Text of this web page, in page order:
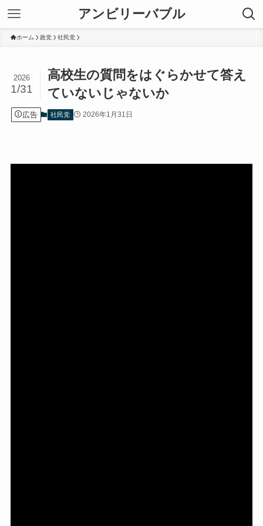
アンビリーバブル
ホーム 政党 社民党
高校生の質問をはぐらかせて答え
ていないじゃないか
2026
1/31
広告 社民党 2026年1月31日